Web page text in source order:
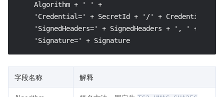
    Algorithm + ' ' +
'Credential=' + SecretId + '/' +
    'SignedHeaders=' + SignedHeaders + ', ' +
    'Signature=' + Signature
字段名称 解释